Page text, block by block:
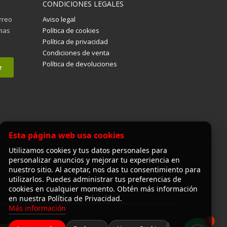
CONDICIONES LEGALES
Aviso legal
Política de cookies
Política de privacidad
Condiciones de venta
Política de devoluciones
1
Esta página web usa cookies
Utilizamos cookies y tus datos personales para
personalizar anuncios y mejorar tu experiencia en
nuestro sitio. Al aceptar, nos das tu consentimiento para
utilizarlos. Puedes administrar tus preferencias de
cookies en cualquier momento. Obtén más información
en nuestra Política de Privacidad.
Más información